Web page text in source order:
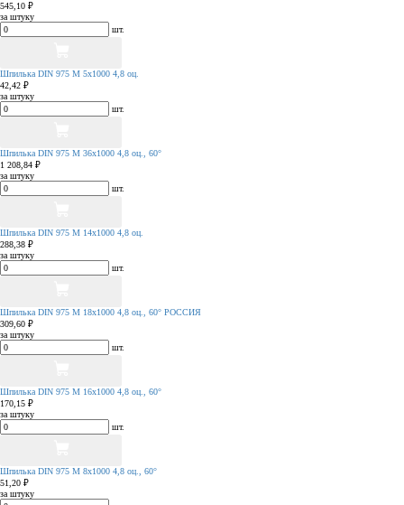
545,10 ₽
за штуку
шт.
Шпилька DIN 975 М 5х1000 4,8 оц.
42,42 ₽
за штуку
шт.
Шпилька DIN 975 М 36х1000 4,8 оц., 60°
1 208,84 ₽
за штуку
шт.
Шпилька DIN 975 М 14х1000 4,8 оц.
288,38 ₽
за штуку
шт.
Шпилька DIN 975 М 18х1000 4,8 оц., 60° РОССИЯ
309,60 ₽
за штуку
шт.
Шпилька DIN 975 М 16х1000 4,8 оц., 60°
170,15 ₽
за штуку
шт.
Шпилька DIN 975 М 8х1000 4,8 оц., 60°
51,20 ₽
за штуку